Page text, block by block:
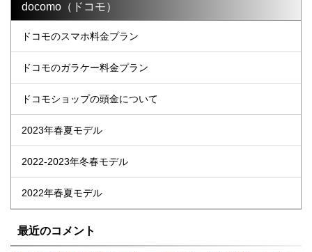
docomo（ドコモ）
ドコモのスマホ料金プラン
ドコモのガラケー料金プラン
ドコモショップの頭金について
2023年春夏モデル
2022-2023年冬春モデル
2022年春夏モデル
最近のコメント